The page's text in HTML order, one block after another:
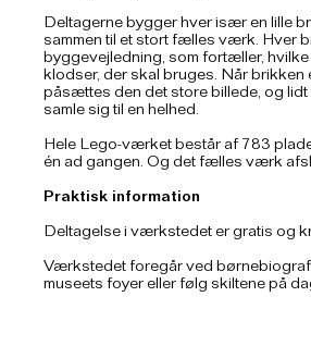
Deltagerne bygger hver især en lille
sammen til et stort fælles værk. Hver
byggevejledning, som fortæller,
klodser, der skal bruges. Når brikken
påsættes den det store billede, og
samle sig til en helhed.
Hele Lego-værket består af 783
én ad gangen. Og det fælles værk
Praktisk information
Deltagelse i værkstedet er gratis og
Værkstedet foregår ved
museets foyer eller følg skiltene på